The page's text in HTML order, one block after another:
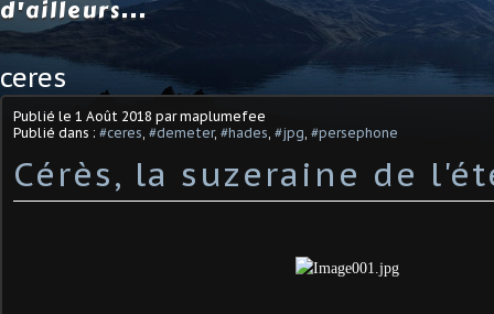
d'ailleurs...
ceres
Publié le 1 Août 2018 par maplumefee
Publié dans : #ceres #demeter, #hades #jpg #persephone
Cérès, la suzeraine de